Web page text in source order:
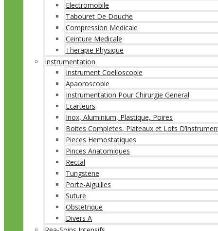
Electromobile
Tabouret De Douche
Compression Medicale
Ceinture Medicale
Therapie Physique
Instrumentation
Instrument Coelioscopie
Apaoroscopie
Instrumentation Pour Chirurgie General
Ecarteurs
Inox, Aluminium, Plastique, Poires
Boites Completes, Plateaux et Lots
Pieces Hemostatiques
Pinces Anatomiques
Rectal
Tungstene
Porte-Aiguilles
Suture
Obstetrique
Divers A